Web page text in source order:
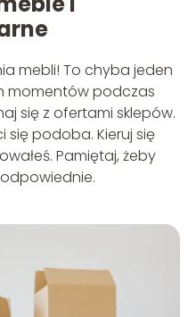
mebli! To chyba jeden
momentów podczas
się z ofertami sklepów.
się podoba. Kieruj się
Pamiętaj, żeby